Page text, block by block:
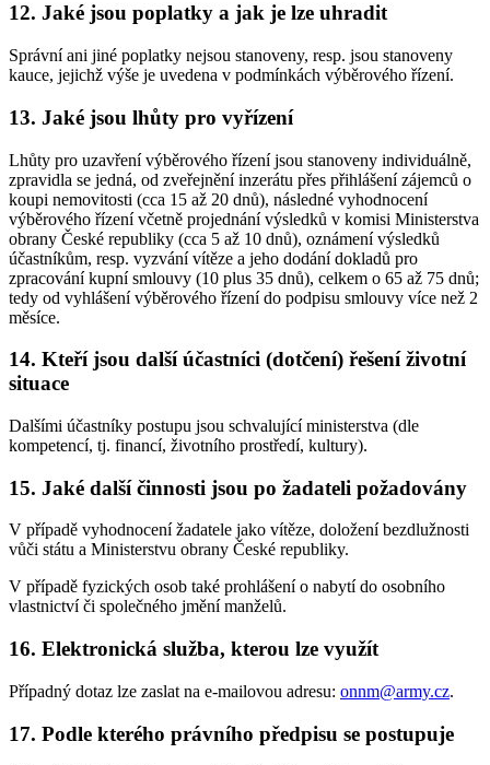
12. Jaké jsou poplatky a jak je lze uhradit
Správní ani jiné poplatky nejsou stanoveny, resp. jsou stanoveny
kauce, jejichž výše je uvedena v podmínkách výběrového řízení.
13. Jaké jsou lhůty pro vyřízení
Lhůty pro uzavření výběrového řízení jsou stanoveny individuálně,
zpravidla se jedná, od zveřejnění inzerátu přes přihlášení zájemců o
koupi nemovitosti (cca 15 až 20 dnů), následné vyhodnocení
výběrového řízení včetně projednání výsledků v komisi Ministerstva
obrany České republiky (cca 5 až 10 dnů), oznámení výsledků
účastníkům, resp. vyzvání vítěze a jeho dodání dokladů pro
zpracování kupní smlouvy (10 plus 35 dnů), celkem o 65 až 75 dnů;
tedy od vyhlášení výběrového řízení do podpisu smlouvy více než 2
měsíce.
14. Kteří jsou další účastníci (dotčení) řešení životní
situace
Dalšími účastníky postupu jsou schvalující ministerstva (dle
kompetencí, tj. financí, životního prostředí, kultury).
15. Jaké další činnosti jsou po žadateli požadovány
V případě vyhodnocení žadatele jako vítěze, doložení bezdlužnosti
vůči státu a Ministerstvu obrany České republiky.
V případě fyzických osob také prohlášení o nabytí do osobního
vlastnictví či společného jmění manželů.
16. Elektronická služba, kterou lze využít
Případný dotaz lze zaslat na e-mailovou adresu: onnm@army.cz.
17. Podle kterého právního předpisu se postupuje